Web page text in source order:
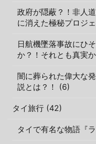
政府が隠蔽？！非人
に消えた極秘プロジ
日航機墜落事故にひ
か？！それとも真実
闇に葬られた偉大な
説とは？！ (6)
タイ旅行 (42)
タイで有名な物語『